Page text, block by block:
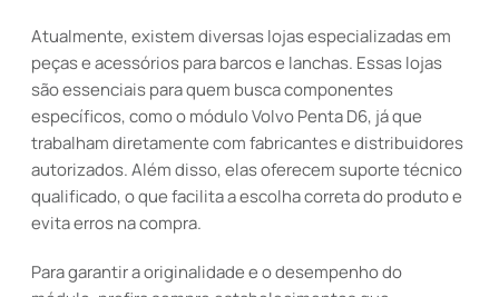
Atualmente, existem diversas lojas especializadas em
peças e acessórios para barcos e lanchas. Essas lojas
são essenciais para quem busca componentes
específicos, como o módulo Volvo Penta D6, já que
trabalham diretamente com fabricantes e distribuidores
autorizados. Além disso, elas oferecem suporte técnico
qualificado, o que facilita a escolha correta do produto e
evita erros na compra.
Para garantir a originalidade e o desempenho do